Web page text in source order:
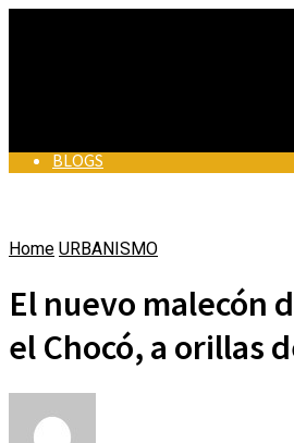
BLOGS
BUEN PERIODISMO
EN MUNICIPIOS
BUEN PERIODISMO
EN MUNICIPIOS
ALCALDES DE COLOMBIA
VÍDEOS
Home URBANISMO
El nuevo malecón
el Chocó, a orillas